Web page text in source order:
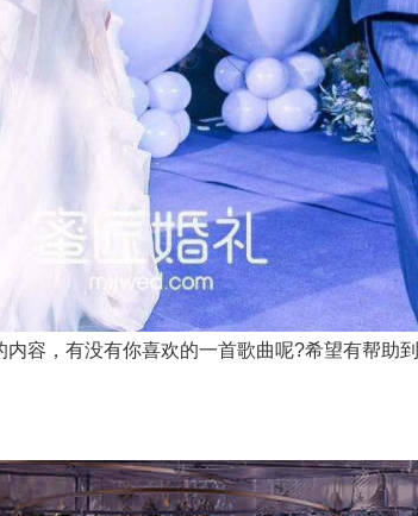
容，有没有你喜欢的一首歌曲呢?希望有帮助